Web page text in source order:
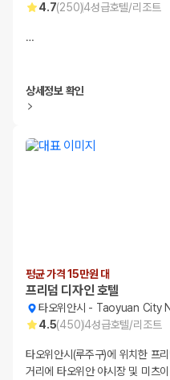
4.7(250)4성급호텔/리조트
…
상세정보 확인
평균 가격 15만원 대
프리덤 디자인 호텔
타오위안시 - Taoyuan City
4.5(450)4성급호텔/리조트
타오위안시(루주구)에 위치한 프
거리에 타오위안 야시장 및 미츠